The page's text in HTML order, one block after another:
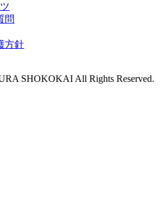
問
方針
SHOKOKAI All Rights Reserved.